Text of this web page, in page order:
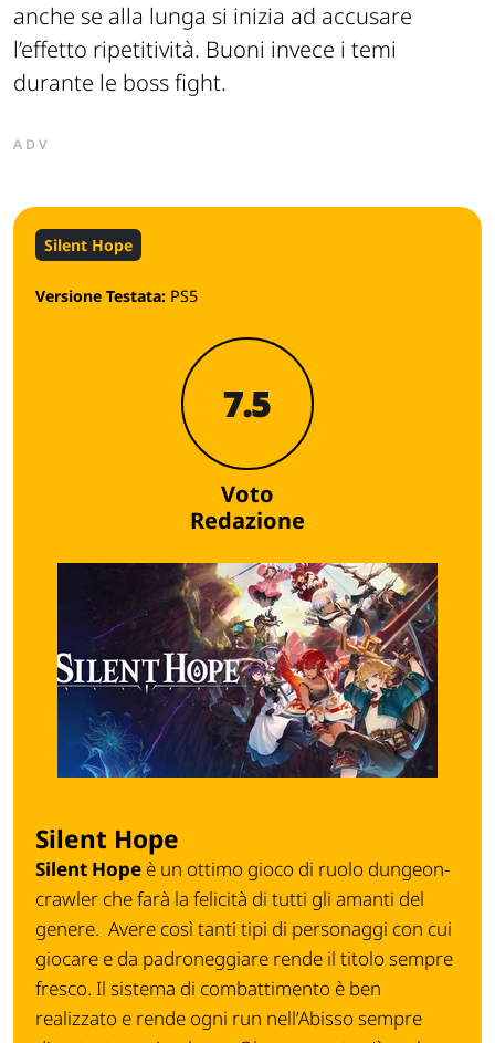
anche se alla lunga si inizia ad accusare
l’effetto ripetitività. Buoni invece i temi
durante le boss fight.
ADV
Silent Hope
Versione Testata: PS5
7.5
Voto
Redazione
Silent Hope
Silent Hope è un ottimo gioco di ruolo dungeon-
crawler che farà la felicità di tutti gli amanti del
genere. Avere così tanti tipi di personaggi con cui
giocare e da padroneggiare rende il titolo sempre
fresco. Il sistema di combattimento è ben
realizzato e rende ogni run nell’Abisso sempre